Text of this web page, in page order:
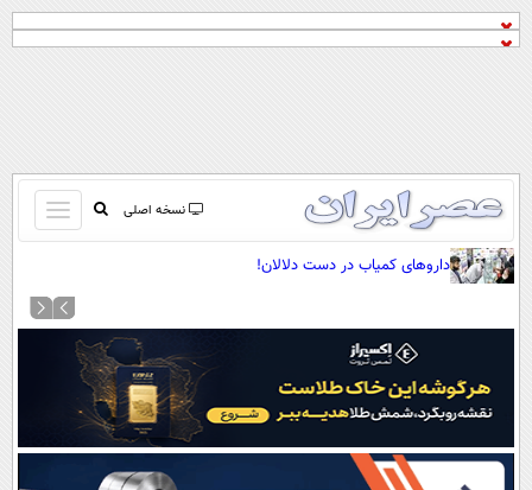
نسخه اصلی
باز
و
کردن
منو
صفحه اول
آرشیو
نظرسنجی
آب و هوا
اوقات شرعی
داروهای کمیاب در دست دلالان!